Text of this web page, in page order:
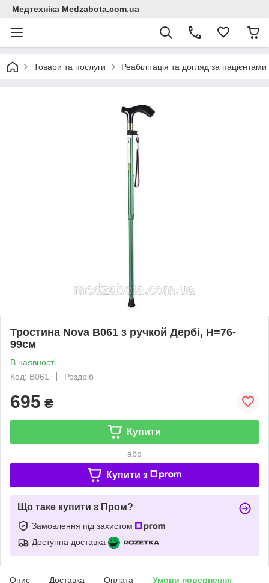
Медтехніка Medzabota.com.ua
Товари та послуги Реабілітація та догляд за пацієнтами
Тростина Nova B061 з ручкой Дербі, Н=76-
99см
В наявності
Код: B061
Роздріб
695 ₴
Купити
або
Купити з
Що таке купити з Пром?
Замовлення під захистом
Доступна доставка
Опис Доставка Оплата Умови повернення